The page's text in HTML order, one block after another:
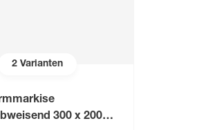
2 Varianten
300 x 200